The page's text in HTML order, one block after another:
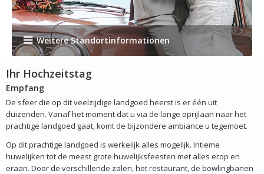
Weitere Standortinformationen
Ihr Hochzeitstag
Empfang
De sfeer die op dit veelzijdige landgoed heerst is er één uit
duizenden. Vanaf het moment dat u via de lange oprijlaan naar het
prachtige landgoed gaat, komt de bijzondere ambiance u tegemoet.
Op dit prachtige landgoed is werkelijk alles mogelijk. Intieme
huwelijken tot de meest grote huwelijksfeesten met alles erop en
eraan. Door de verschillende zalen, het restaurant, de bowlingbanen